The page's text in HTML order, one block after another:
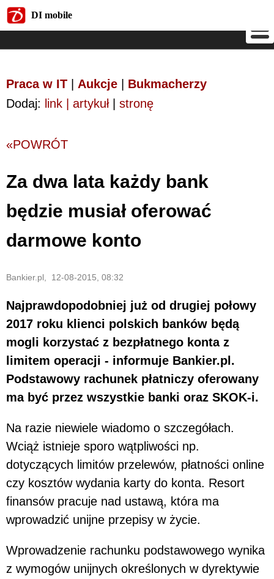
DI mobile
Praca w IT Aukcje
Bukmacherzy
Dodaj: link | artykuł| stronę
«POWRÓT
Za dwa lata każdy bank
będzie musiał oferować
darmowe konto
Bankier.pl, 12-08-2015, 08:32
Najprawdopodobniej już od drugiej połowy
2017 roku klienci polskich banków będą
mogli korzystać z bezpłatnego konta z
limitem operacji - informuje Bankier.pl.
Podstawowy rachunek płatniczy oferowany
ma być przez wszystkie banki oraz SKOK-i.
Na razie niewiele wiadomo o szczegółach.
Wciąż istnieje sporo wątpliwości np.
dotyczących limitów przelewów, płatności online
czy kosztów wydania karty do konta. Resort
finansów pracuje nad ustawą, która ma
wprowadzić unijne przepisy w życie.
Wprowadzenie rachunku podstawowego wynika
z wymogów unijnych określonych w dyrektywie
DI mobile